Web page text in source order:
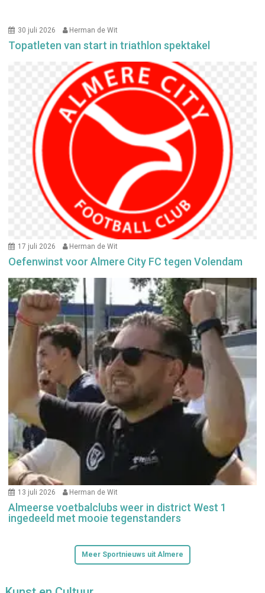
30 juli 2026 Herman de Wit
Topatleten van start in triathlon spektakel
17 juli 2026 Herman de Wit
Oefenwinst voor Almere City FC tegen Volendam
13 juli 2026 Herman de Wit
Almeerse voetbalclubs weer in district West 1
ingedeeld met mooie tegenstanders
Meer Sportnieuws uit Almere